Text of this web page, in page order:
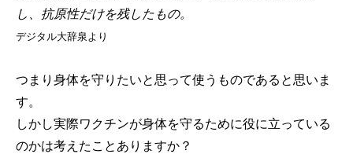
し、抗原性だけを残したもの。
デジタル大辞泉より
つまり身体を守りたいと思って使うものであると思いま
す。
しかし実際ワクチンが身体を守るために役に立っている
のかは考えたことありますか？